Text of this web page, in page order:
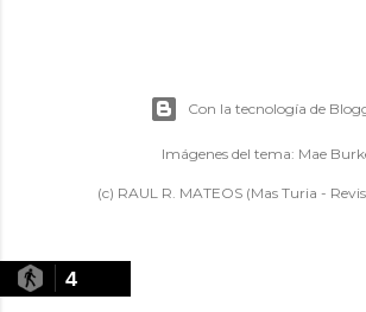
Con la tecnología de
Imágenes del tema: Mae
(c) RAUL R. MATEOS (Mas Turia -
4